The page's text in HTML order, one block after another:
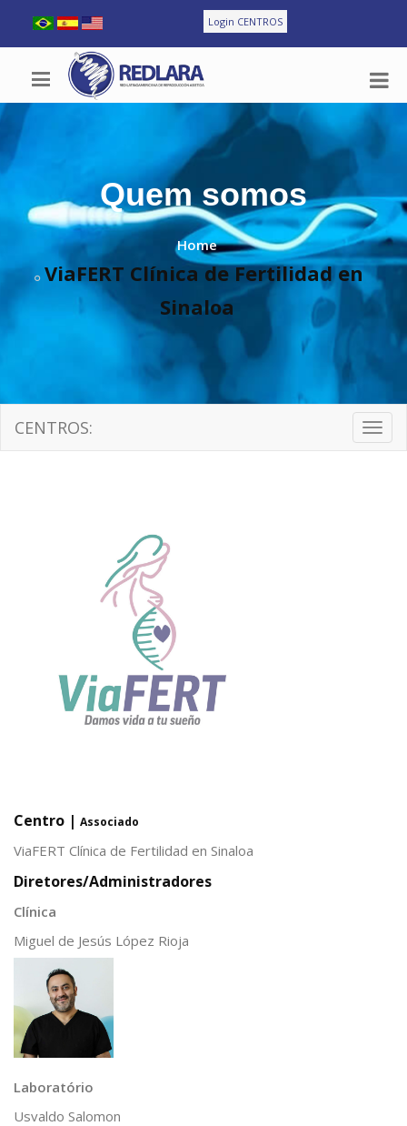
Login CENTROS
Quem somos
Home
ViaFERT Clínica de Fertilidad en
Sinaloa
CENTROS:
Centro | Associado
ViaFERT Clínica de Fertilidad en Sinaloa
Diretores/Administradores
Clínica
Miguel de Jesús López Rioja
Laboratório
Usvaldo Salomon